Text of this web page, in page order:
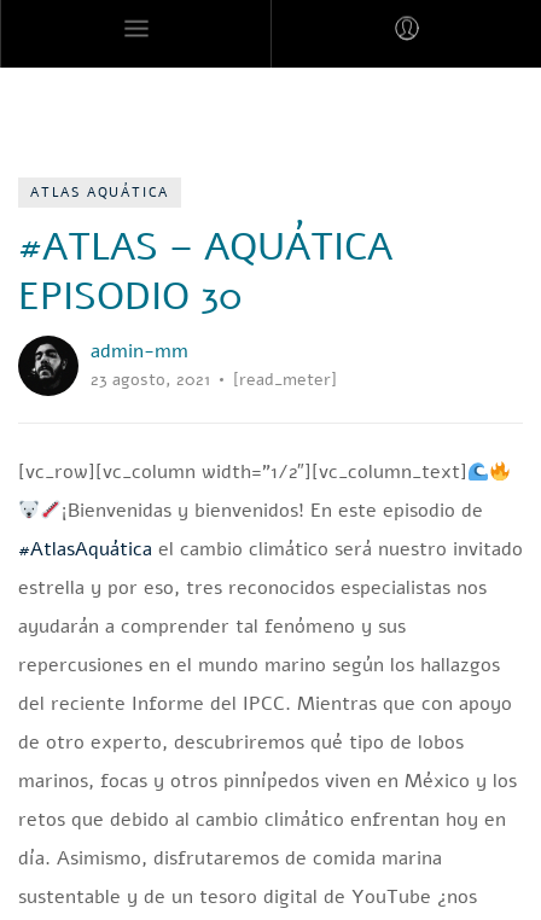
ATLAS AQUÁTICA
#ATLAS – AQUÁTICA
EPISODIO 30
admin-mm
23 agosto, 2021 [read_meter]
[vc_row][vc_column width=”1/2″][vc_column_text]
¡Bienvenidas y bienvenidos! En este episodio de
#AtlasAquática el cambio climático será nuestro invitado
estrella y por eso, tres reconocidos especialistas nos
ayudarán a comprender tal fenómeno y sus
repercusiones en el mundo marino según los hallazgos
del reciente Informe del IPCC. Mientras que con apoyo
de otro experto, descubriremos qué tipo de lobos
marinos, focas y otros pinnípedos viven en México y los
retos que debido al cambio climático enfrentan hoy en
día. Asimismo, disfrutaremos de comida marina
sustentable y de un tesoro digital de YouTube ¿nos